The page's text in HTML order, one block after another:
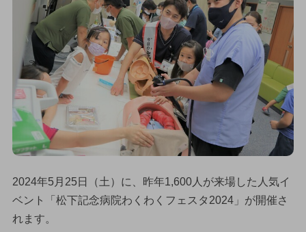
2024年5月25日（土）に、昨年1,600人が来場した人気イ
ベント「松下記念病院わくわくフェスタ2024」が開催さ
れます。